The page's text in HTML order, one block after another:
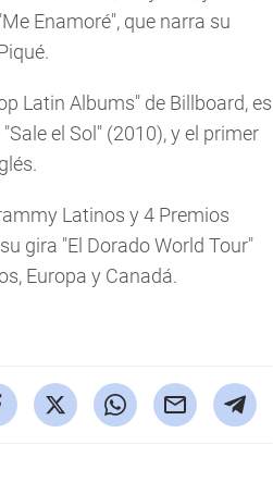
Enamoré", que narra su
Latin Albums" de Billboard, es
el Sol" (2010), y el primer
Latinos y 4 Premios
gira "El Dorado World Tour"
Europa y Canadá.